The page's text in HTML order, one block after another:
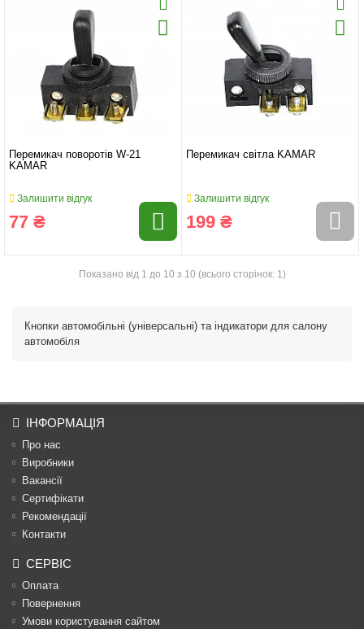
Перемикач поворотів W-21
KAMAR
Залишити відгук
77 ₴
Перемикач світла KAMAR
Залишити відгук
199 ₴
Показано від 1 до 10 з 10 (всього сторінок: 1)
Кнопки автомобільні (універсальні) та індикатори для салону
автомобіля
ІНФОРМАЦІЯ
Про нас
Виробники
Вакансії
Сертифікати
Рекомендації
Контакти
СЕРВІС
Оплата
Повернення
Умови користування сайтом